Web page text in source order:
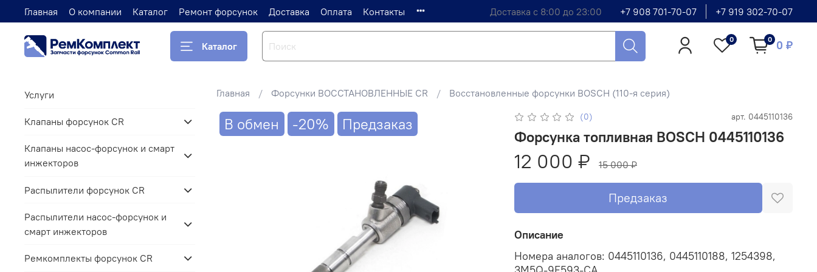
Главная О компании Каталог Ремонт форсунок Доставка Оплата Контакты Доставка с 8:00 до 23:00 +7 908 701-70-07 +7 919 302-70-07
Каталог
0 0 0 ₽
Главная Форсунки ВОССТАНОВЛЕННЫЕ CR Восстановленные форсунки BOSCH (110-я серия)
В обмен -20% Предзаказ (0) арт. 0445110136
Форсунка топливная BOSCH 0445110136
12 000 ₽ 15 000 ₽
Предзаказ
Описание
Номера аналогов: 0445110136, 0445110188, 1254398,
Услуги
Клапаны форсунок CR
Клапаны насос-форсунок и смарт
инжекторов
Распылители форсунок CR
Распылители насос-форсунок и
смарт инжекторов
Ремкомплекты форсунок CR